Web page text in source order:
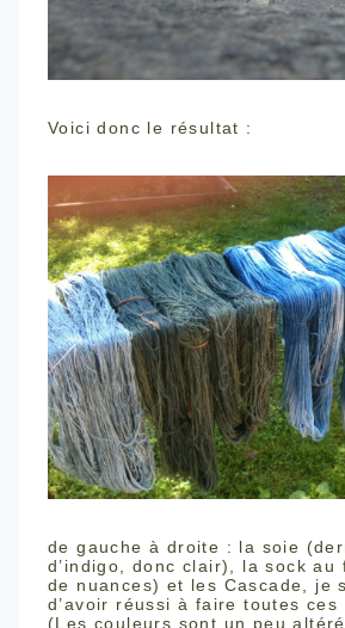
Voici donc le résultat :
de gauche à droite : la soie
d’indigo, donc clair), la sock au
de nuances) et les Cascade, je
d’avoir réussi à faire toutes ces
(Les couleurs sont un peu